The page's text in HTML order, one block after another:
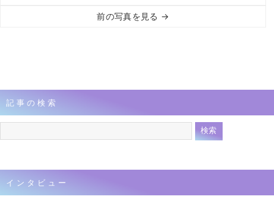
前の写真を見る →
記事の検索
インタビュー